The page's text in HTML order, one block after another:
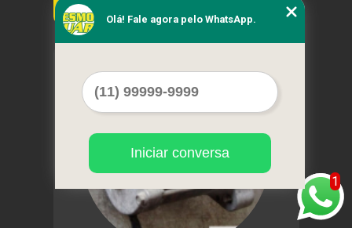
peças automotivas usadas valor Poá
1
Olá! Fale agora pelo WhatsApp.
Iniciar conversa